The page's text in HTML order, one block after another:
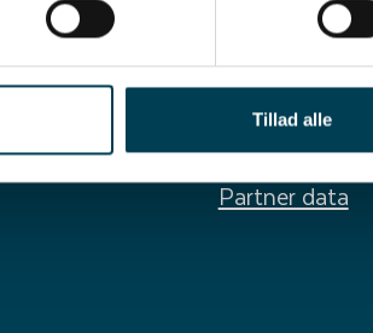
Tillad alle
Partner data